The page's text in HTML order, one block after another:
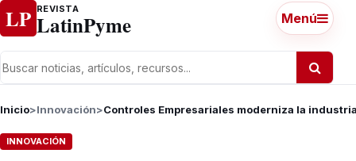
Ir al contenido
LP REVISTA
LatinPyme Menú
Inicio>Innovación>Controles Empresariales moderniza la
INNOVACIÓN